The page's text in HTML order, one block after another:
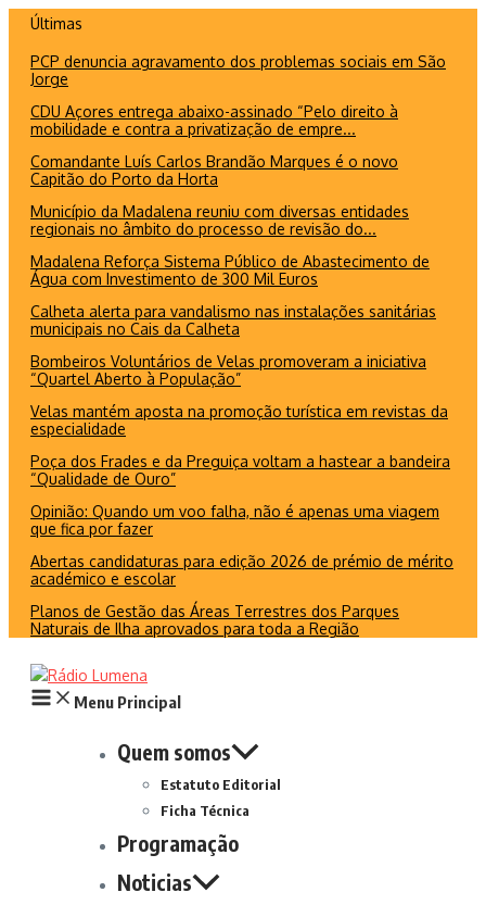
conteúdo
Últimas
PCP denuncia agravamento dos problemas sociais em São
Jorge
CDU Açores entrega abaixo-assinado “Pelo direito à
mobilidade e contra a privatização de empre...
Comandante Luís Carlos Brandão Marques é o novo
Capitão do Porto da Horta
Município da Madalena reuniu com diversas entidades
regionais no âmbito do processo de revisão do...
Madalena Reforça Sistema Público de Abastecimento de
Água com Investimento de 300 Mil Euros
Calheta alerta para vandalismo nas instalações sanitárias
municipais no Cais da Calheta
Bombeiros Voluntários de Velas promoveram a iniciativa
“Quartel Aberto à População”
Velas mantém aposta na promoção turística em revistas da
especialidade
Poça dos Frades e da Preguiça voltam a hastear a bandeira
“Qualidade de Ouro”
Opinião: Quando um voo falha, não é apenas uma viagem
que fica por fazer
Abertas candidaturas para edição 2026 de prémio de mérito
académico e escolar
Planos de Gestão das Áreas Terrestres dos Parques
Naturais de Ilha aprovados para toda a Região
Menu Principal
Quem somos
Estatuto Editorial
Ficha Técnica
Programação
Noticias